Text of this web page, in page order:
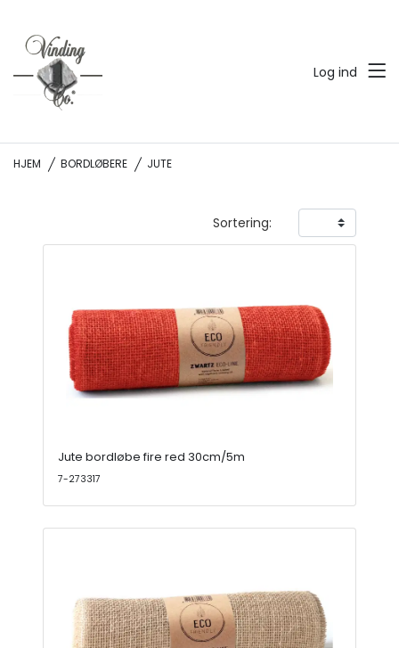
Log ind
HJEM BORDLØBERE JUTE
Sortering:
Jute bordløbe fire red 30cm/5m
7-273317